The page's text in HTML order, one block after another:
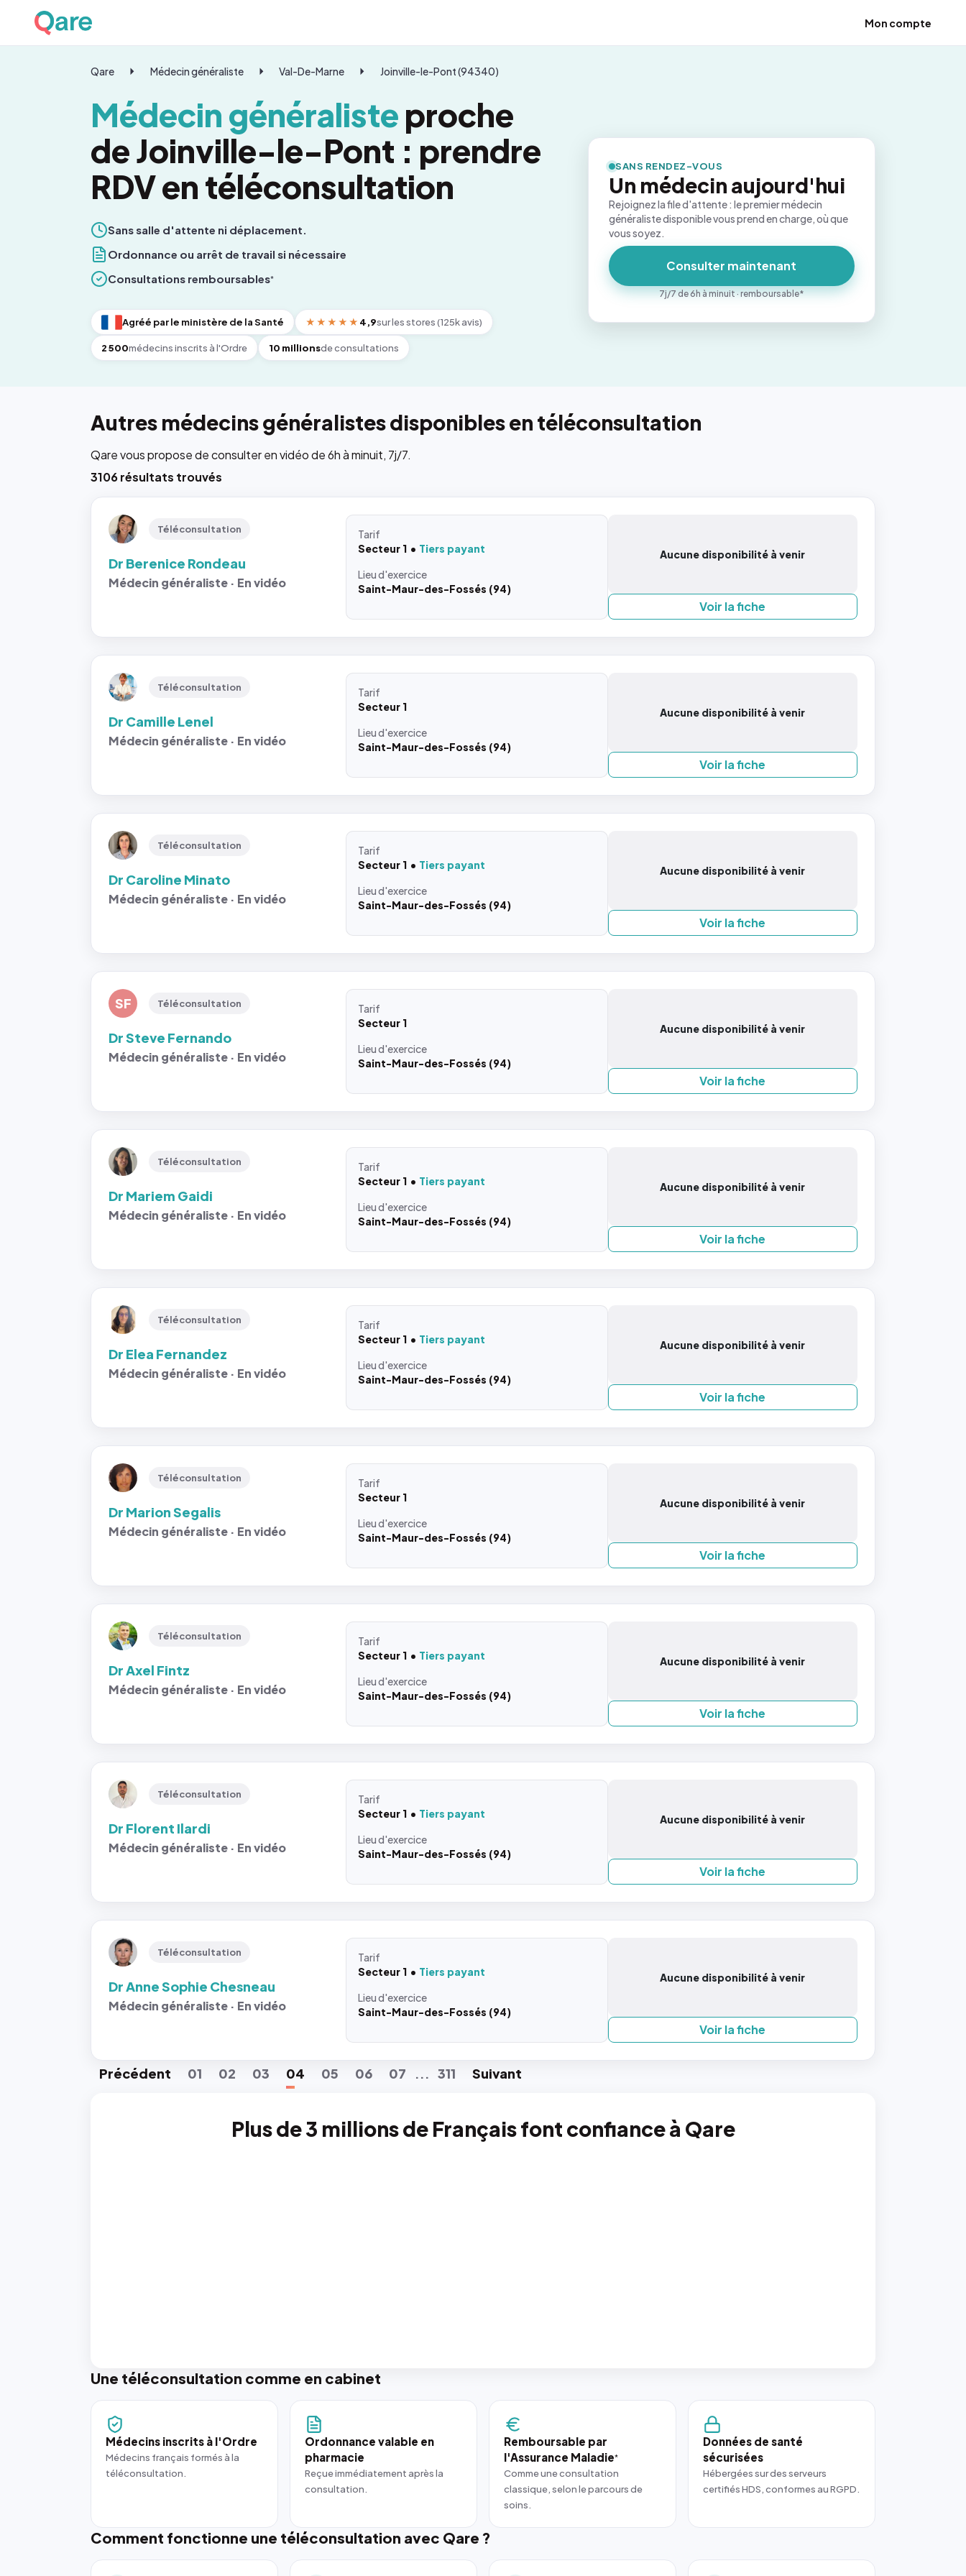
Mon compte
Qare Médecin généraliste Val-De-Marne Joinville-le-Pont (94340)
Médecin généralisteproche
de Joinville-le-Pont : prendre
RDV en téléconsultation
Sans salle d'attente ni déplacement.
Ordonnance ou arrêt de travail si nécessaire
Consultations remboursables*
Agréé par le ministère de la Santé ★★★★★ 4,9sur les stores (125k avis)
2 500médecins inscrits à l'Ordre 10 millionsde consultations
SANS RENDEZ-VOUS
Un médecin aujourd'hui
Rejoignez la file d'attente : le premier médecin
généraliste disponible vous prend en charge, où que
vous soyez.
Consulter maintenant
7j/7 de 6h à minuit · remboursable*
Autres médecins généralistes disponibles en téléconsultation
Qare vous propose de consulter en vidéo de 6h à minuit, 7j/7.
3106 résultats trouvés
Téléconsultation
Dr Berenice Rondeau
Médecin généraliste · En vidéo
Tarif
Secteur 1
Tiers payant
Lieud'exercice
Saint-Maur-des-Fossés (94)
Aucune disponibilité à venir
Voir la fiche
Téléconsultation
Dr Camille Lenel
Médecin généraliste · En vidéo
Tarif
Secteur 1
Lieud'exercice
Saint-Maur-des-Fossés (94)
Aucune disponibilité à venir
Voir la fiche
Téléconsultation
Dr Caroline Minato
Médecin généraliste · En vidéo
Tarif
Secteur 1
Tiers payant
Lieud'exercice
Saint-Maur-des-Fossés (94)
Aucune disponibilité à venir
Voir la fiche
SF Téléconsultation
Dr Steve Fernando
Médecin généraliste · En vidéo
Tarif
Secteur 1
Lieud'exercice
Saint-Maur-des-Fossés (94)
Aucune disponibilité à venir
Voir la fiche
Téléconsultation
Dr Mariem Gaidi
Médecin généraliste · En vidéo
Tarif
Secteur 1
Tiers payant
Lieud'exercice
Saint-Maur-des-Fossés (94)
Aucune disponibilité à venir
Voir la fiche
Téléconsultation
Dr Elea Fernandez
Médecin généraliste · En vidéo
Tarif
Secteur 1
Tiers payant
Lieud'exercice
Saint-Maur-des-Fossés (94)
Aucune disponibilité à venir
Voir la fiche
Téléconsultation
Dr Marion Segalis
Médecin généraliste · En vidéo
Tarif
Secteur 1
Lieud'exercice
Saint-Maur-des-Fossés (94)
Aucune disponibilité à venir
Voir la fiche
Téléconsultation
Dr Axel Fintz
Médecin généraliste · En vidéo
Tarif
Secteur 1
Tiers payant
Lieud'exercice
Saint-Maur-des-Fossés (94)
Aucune disponibilité à venir
Voir la fiche
Téléconsultation
Dr Florent Ilardi
Médecin généraliste · En vidéo
Tarif
Secteur 1
Tiers payant
Lieud'exercice
Saint-Maur-des-Fossés (94)
Aucune disponibilité à venir
Voir la fiche
Téléconsultation
Dr Anne Sophie Chesneau
Médecin généraliste · En vidéo
Tarif
Secteur 1
Tiers payant
Lieud'exercice
Saint-Maur-des-Fossés (94)
Aucune disponibilité à venir
Voir la fiche
Précédent 01 02 03 04 05 06 07 ... 311 Suivant
Plus de 3 millions de Français font confiance à Qare
Une téléconsultation comme en cabinet
Médecins inscrits à l'Ordre
Médecins français formés à la
téléconsultation.
Ordonnance valable en
pharmacie
Reçue immédiatement après la
consultation.
Remboursable par
l'Assurance Maladie*
Comme une consultation
classique, selon le parcours de
soins.
Données de santé
sécurisées
Hébergées sur des serveurs
certifiés HDS, conformes au RGPD.
Comment fonctionne une téléconsultation avec Qare ?